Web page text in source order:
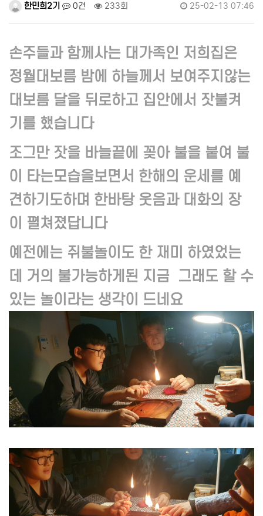
한민희2기 0건 233회 25-02-13 07:46
손주들과 함께사는 대가족인 저희집은
정월대보름 밤에 하늘께서 보여주지않는
대보름 달을 뒤로하고 집안에서 잣불켜
기를 했습니다
조그만 잣을 바늘끝에 꽂아 불을 붙여 불
이 타는모습을보면서 한해의 운세를 예
견하기도하며 한바탕 웃음과 대화의 장
이 펼쳐졌답니다
예전에는 쥐불놀이도 한 재미 하였었는
데 거의 불가능하게된 지금 그래도 할 수
있는 놀이라는 생각이 드네요